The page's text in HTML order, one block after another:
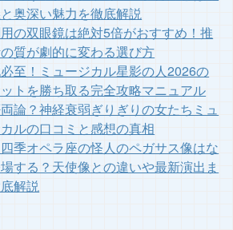
奥深い魅力を徹底解説
の双眼鏡は絶対5倍がおすすめ！推
質が劇的に変わる選び方
至！ミュージカル星影の人2026の
トを勝ち取る完全攻略マニュアル
論？神経衰弱ぎりぎりの女たちミュ
ルの口コミと感想の真相
季オペラ座の怪人のペガサス像はな
する？天使像との違いや最新演出ま
解説